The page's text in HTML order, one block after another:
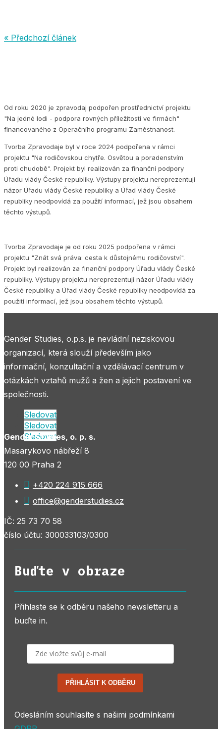
« Předchozí článek
Od roku 2020 je zpravodaj podpořen prostřednictví projektu
"Na jedné lodi - podpora rovných příležitostí ve firmách"
financovaného z Operačního programu Zaměstnanost.
Tvorba Zpravodaje byl v roce 2024 podpořena v rámci
projektu "Na rodičovskou chytře. Osvětou a poradenstvím
proti chudobě". Projekt byl realizován za finanční podpory
Úřadu vlády České republiky. Výstupy projektu nereprezentují
názor Úřadu vlády České republiky a Úřad vlády České
republiky neodpovídá za použití informací, jež jsou obsahem
těchto výstupů.
Tvorba Zpravodaje je od roku 2025 podpořena v rámci
projektu "Znát svá práva: cesta k důstojnému rodičovství".
Projekt byl realizován za finanční podpory Úřadu vlády České
republiky. Výstupy projektu nereprezentují názor Úřadu vlády
České republiky a Úřad vlády České republiky neodpovídá za
použití informací, jež jsou obsahem těchto výstupů.
Gender Studies, o.p.s. je nevládní neziskovou
organizací, která slouží především jako
informační, konzultační a vzdělávací centrum v
otázkách vztahů mužů a žen a jejich postavení ve
společnosti.
Sledovat
Sledovat
Sledovat
Gender Studies, o. p. s.
Masarykovo nábřeží 8
120 00 Praha 2
 +420 224 915 666
 office@genderstudies.cz
IČ: 25 73 70 58
číslo účtu: 300033103/0300
Buďte v obraze
Přihlaste se k odběru našeho newsletteru a
buďte in.
PŘIHLÁSIT K ODBĚRU
Odesláním souhlasíte s našimi podmínkami